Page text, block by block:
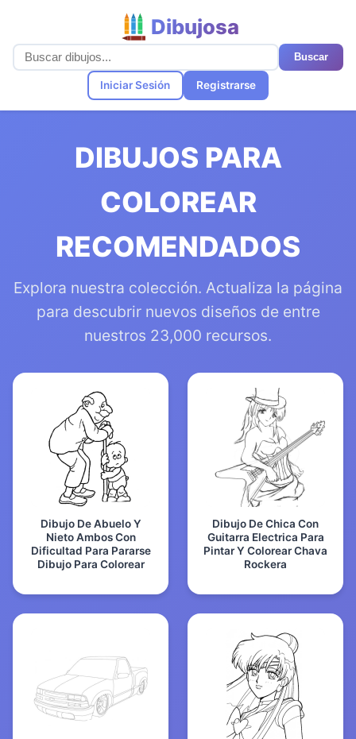
Dibujosa
Buscar
Iniciar Sesión Registrarse
DIBUJOS PARA
COLOREAR
RECOMENDADOS
Explora nuestra colección. Actualiza la página
para descubrir nuevos diseños de entre
nuestros 23,000 recursos.
Dibujo De Abuelo Y
Nieto Ambos Con
Dificultad Para Pararse
Dibujo Para Colorear
Dibujo De Chica Con
Guitarra Electrica Para
Pintar Y Colorear Chava
Rockera